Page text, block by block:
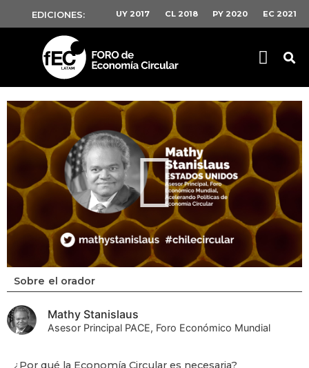
EDICIONES: UY 2017 CL 2018 PY 2020 EC 2021
Sobre el orador
Mathy Stanislaus
Asesor Principal PACE, Foro Económico Mundial
¿Por qué la Economía Circular es necesaria?